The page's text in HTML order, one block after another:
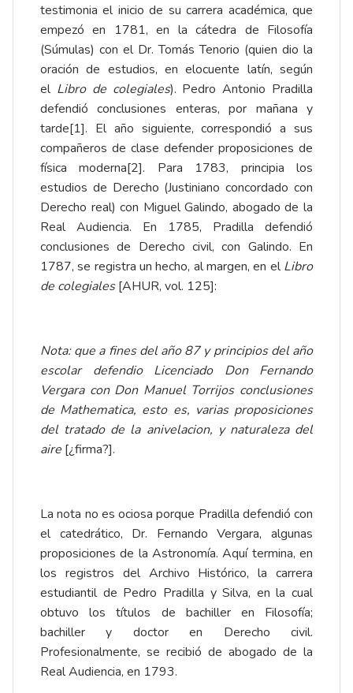
testimonia el inicio de su carrera académica, que
empezó en 1781, en la cátedra de Filosofía
(Súmulas) con el Dr.Tomás Tenorio (quien dio la
oración de estudios, en elocuente latín, según
el Libro de colegiales). Pedro Antonio Pradilla
defendió conclusiones enteras, por mañana y
tarde[1]. El año siguiente, correspondió a sus
compañeros de clase defender proposiciones de
física moderna[2]. Para 1783, principia los
estudios de Derecho (Justiniano concordado con
Derecho real) con Miguel Galindo, abogado de la
Real Audiencia. En 1785, Pradilla defendió
conclusiones de Derecho civil, con Galindo. En
1787, se registra un hecho, al margen, en elLibro
de colegiales[AHUR, vol. 125]:
Nota: que a fines del año 87 y principios del año
escolar defendio Licenciado Don Fernando
Vergara con Don Manuel Torrijos conclusiones
de Mathematica, esto es, varias proposiciones
del tratado de la anivelacion, y naturaleza del
aire [¿firma?].
La nota no es ociosa porque Pradilla defendió con
el catedrático, Dr. Fernando Vergara, algunas
proposiciones de la Astronomía. Aquí termina, en
los registros del Archivo Histórico, la carrera
estudiantil de Pedro Pradilla y Silva, en la cual
obtuvo los títulos de bachiller en Filosofía;
bachiller y doctor en Derecho civil.
Profesionalmente, se recibió de abogado de la
Real Audiencia, en 1793.